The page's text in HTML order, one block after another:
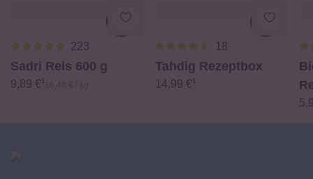
223
Sadri Reis 600 g
9,89 €¹
18
Tahdig Rezeptbox
14,99 €¹